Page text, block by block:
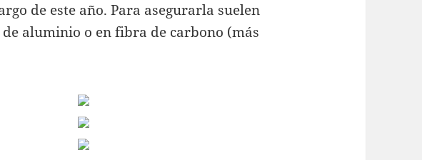
de este año. Para asegurarla suelen
aluminio o en fibra de carbono (más